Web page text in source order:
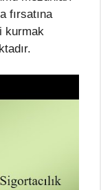
fırsatına
kurmak